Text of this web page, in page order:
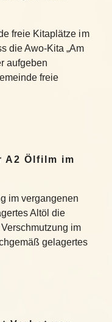
freie Kitaplätze im
die Awo-Kita „Am
aufgeben
freie
A2 Ölfilm im
im vergangenen
Altöl die
im
gelagertes